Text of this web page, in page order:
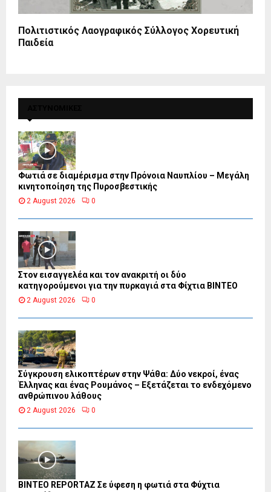
Πολιτιστικός Λαογραφικός Σύλλογος Χορευτική
Παιδεία
Φωτιά σε διαμέρισμα στην Πρόνοια Ναυπλίου – Μεγάλη
κινητοποίηση της Πυροσβεστικής
2 August 2026 0
Στον εισαγγελέα και τον ανακριτή οι δύο
κατηγορούμενοι για την πυρκαγιά στα Φίχτια ΒΙΝΤΕΟ
2 August 2026 0
Σύγκρουση ελικοπτέρων στην Ψάθα: Δύο νεκροί, ένας
Έλληνας και ένας Ρουμάνος – Εξετάζεται το ενδεχόμενο
ανθρώπινου λάθους
2 August 2026 0
BINTEO REPORTAZ Σε ύφεση η φωτιά στα Φύχτια